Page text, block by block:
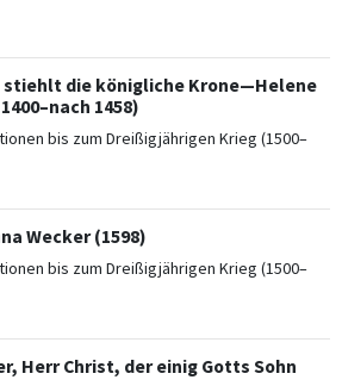
stiehlt die königliche Krone—Helene
1458)
bis zum Dreißigjährigen Krieg (1500–
Wecker (1598)
bis zum Dreißigjährigen Krieg (1500–
Herr Christ, der einig Gotts Sohn